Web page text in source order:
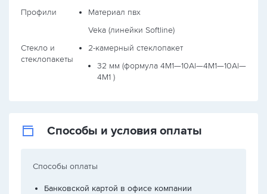
Профили
Материал пвх
Veka (линейки Softline)
Стекло и
стеклопакеты
2-камерный стеклопакет
32 мм (формула 4М1—10Al—4М1—10Al—
4М1 )
Способы и условия оплаты
Способы оплаты
Банковской картой в офисе компании